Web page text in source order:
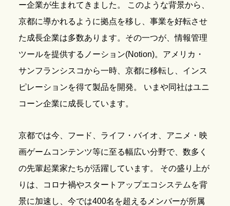
ー企業が生まれてきました。 このような背景から、
京都に導かれるように拠点を移し、事業を好転させ
た成長企業は多数あります。その一つが、情報管理
ツールを提供するノーション(Notion)。アメリカ・
サンフランシスコから一時、京都に移転し、インス
ピレーションを得て製品を開発。 いまや同社はユニ
コーン企業に成長しています。
京都では今、フード、ライフ・バイオ、アニメ・映
画ゲームコンテンツ等に至る幅広い分野で、数多く
の先輩起業家たちが活躍しています。 その盛り上が
りは、コロナ禍やスタートアップエコシステムを背
景に加速し、今では400名を超えるメンバーが所属